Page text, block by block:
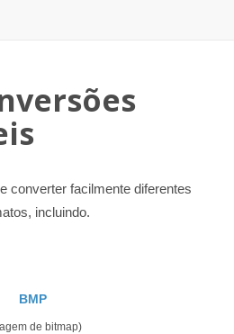
converter facilmente diferentes
incluindo.
BMP
de bitmap)